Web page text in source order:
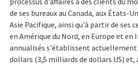
de ses bureaux au Canada, aux États-
Asie Pacifique, ainsi qu'à partir de ses
en Amérique du Nord, en Europe et en
annualisés s'établissent actuellement
dollars (3,5 milliards de dollars US) et,